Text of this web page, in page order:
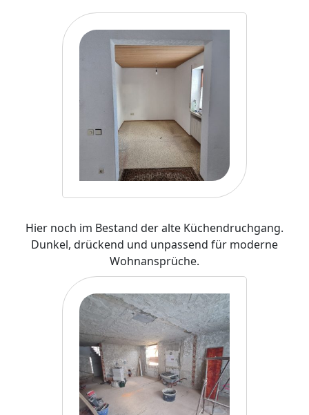
Hier noch im Bestand der alte Küchendruchgang.
Dunkel, drückend und unpassend für moderne
Wohnansprüche.